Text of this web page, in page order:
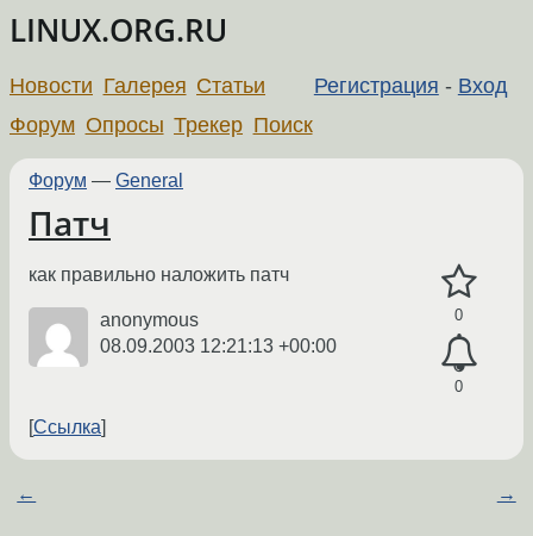
LINUX.ORG.RU
Регистрация - Вход
Новости Галерея Статьи
Форум Опросы Трекер Поиск
Форум — General
Патч
0
0
как правильно наложить патч
anonymous
08.09.2003 12:21:13 +00:00
Ссылка
← →